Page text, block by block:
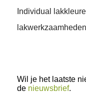
Individual
Wil je het laatste
de nieuwsbrief.